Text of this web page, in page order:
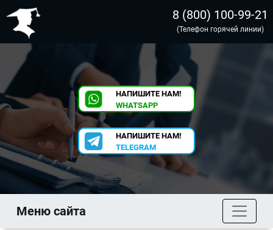
8 (800) 100-99-21
(Телефон горячей линии)
НАПИШИТЕ НАМ!
WHATSAPP
НАПИШИТЕ НАМ!
TELEGRAM
Меню сайта